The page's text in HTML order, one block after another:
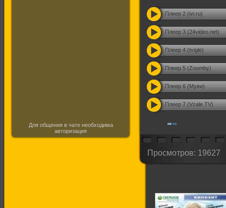
Для общения в чате необходима
авторизация
Плеер 2 (ivi.ru)
Плеер 3 (24video.net)
Плеер 4 (tvigle)
Плеер 5 (Zoomby)
Плеер 6 (Муви)
Плеер 7 (Vzale.TV)
Просмотров: 19627